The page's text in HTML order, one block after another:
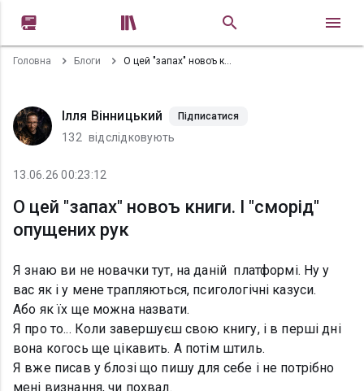
 
Головна Блоги О цей "запах" новоъ книги. І "сморід" опущених рук
Ілля Вінницький Підписатися
132 відслідковують
13.06.26 00:23:12
О цей "запах" новоъ книги. І "сморід"
опущених рук
Я знаю ви не новачки тут, на даній платформі. Ну у
вас як і у мене трапляються, псигологічні казуси.
Або як їх ще можна назвати.
Я про то... Коли завершуєш свою книгу, і в перші дні
вона когось ще цікавить. А потім штиль.
Я вже писав у блозі що пишу для себе і не потрібно
мені визнання, чи похвал.